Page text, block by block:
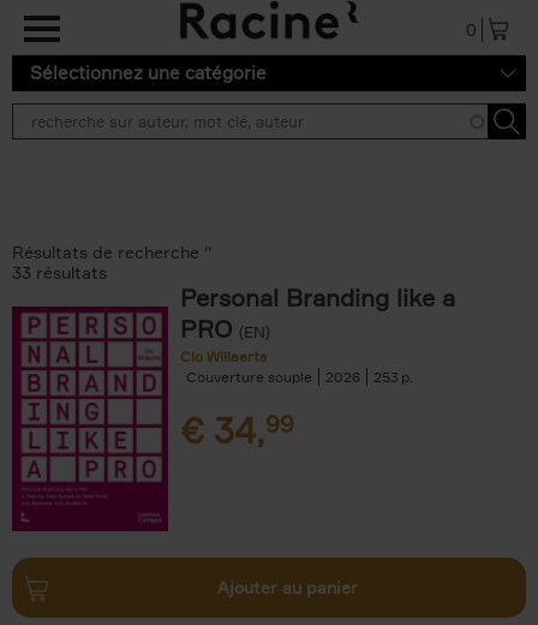
Aller au contenu principal
0
Sélectionnez une catégorie
Résultats de recherche ''
33 résultats
Personal Branding like a
PRO (EN)
Clo Willaerts
Couverture souple
2026 253
€ 34,99
Ajouter au panier